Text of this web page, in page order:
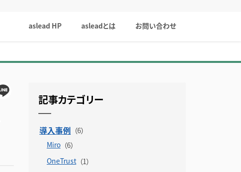
aslead HP asleadとは お問い合わせ
記事カテゴリー
導入事例
Miro
OneTrust